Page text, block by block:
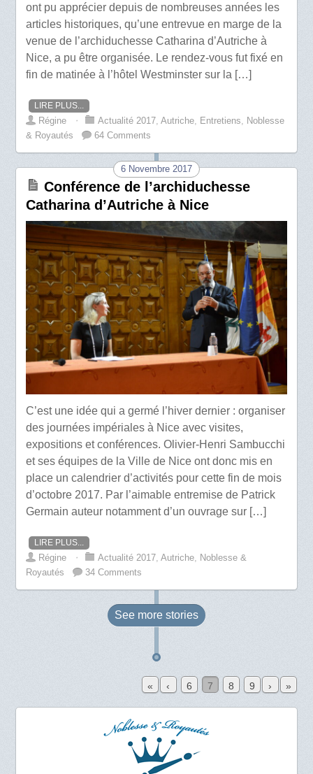
ont pu apprécier depuis de nombreuses années les
articles historiques, qu’une entrevue en marge de la
venue de l’archiduchesse Catharina d’Autriche à
Nice, a pu être organisée. Le rendez-vous fut fixé en
fin de matinée à l’hôtel Westminster sur la […]
LIRE PLUS...
Régine ⋅ Actualité 2017,Autriche, Entretiens, Noblesse
& Royautés
64 Comments
6 Novembre 2017
Conférence de l’archiduchesse
Catharina d’Autriche à Nice
C’est une idée qui a germé l’hiver dernier : organiser
des journées impériales à Nice avec visites,
expositions et conférences. Olivier-Henri Sambucchi
et ses équipes de la Ville de Nice ont donc mis en
place un calendrier d’activités pour cette fin de mois
d’octobre 2017. Par l’aimable entremise de Patrick
Germain auteur notamment d’un ouvrage sur […]
LIRE PLUS...
Régine ⋅ Actualité 2017,Autriche, Noblesse &
Royautés
34 Comments
See more stories
« ‹ 6 7 8 9 › »